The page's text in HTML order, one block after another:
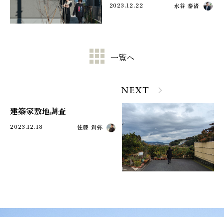
2023.12.22 水谷 泰渚
一覧へ
NEXT
建築家敷地調査
2023.12.18 佐藤 貴弥